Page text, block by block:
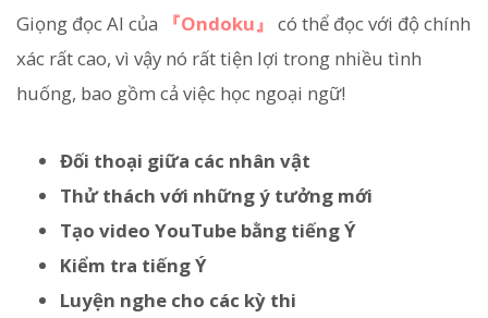
Giọng đọc AI của 『Ondoku』 có thể đọc với độ chính
xác rất cao, vì vậy nó rất tiện lợi trong nhiều tình
huống, bao gồm cả việc học ngoại ngữ!
Đối thoại giữa các nhân vật
Thử thách với những ý tưởng mới
Tạo video YouTube bằng tiếng Ý
Kiểm tra tiếng Ý
Luyện nghe cho các kỳ thi